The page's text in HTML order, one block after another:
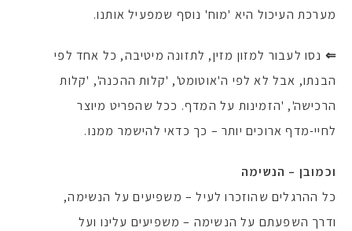
מערכת העיכול היא 'מוח' נוסף שמפעיל אותנו.
⇐ נסו לעבור למזון מזין, לתזונה מיטיבה, כל אחד לפי
הבנתו, אבל לא לפי ה'אוטומט', 'קלות ההכנה', 'קלות
הרכישה', 'הזמינות על המדף. ככל שהפריט מיוצר
לחיי-מדף ארוכים יותר – כך כדאי להישמר ממנו.
וכמובן – הנשימה
כל ההרגלים שהוזכרו לעיל – משפיעים על הנשימה,
ודרך השפעתם על הנשימה – משפיעים עלינו ועל